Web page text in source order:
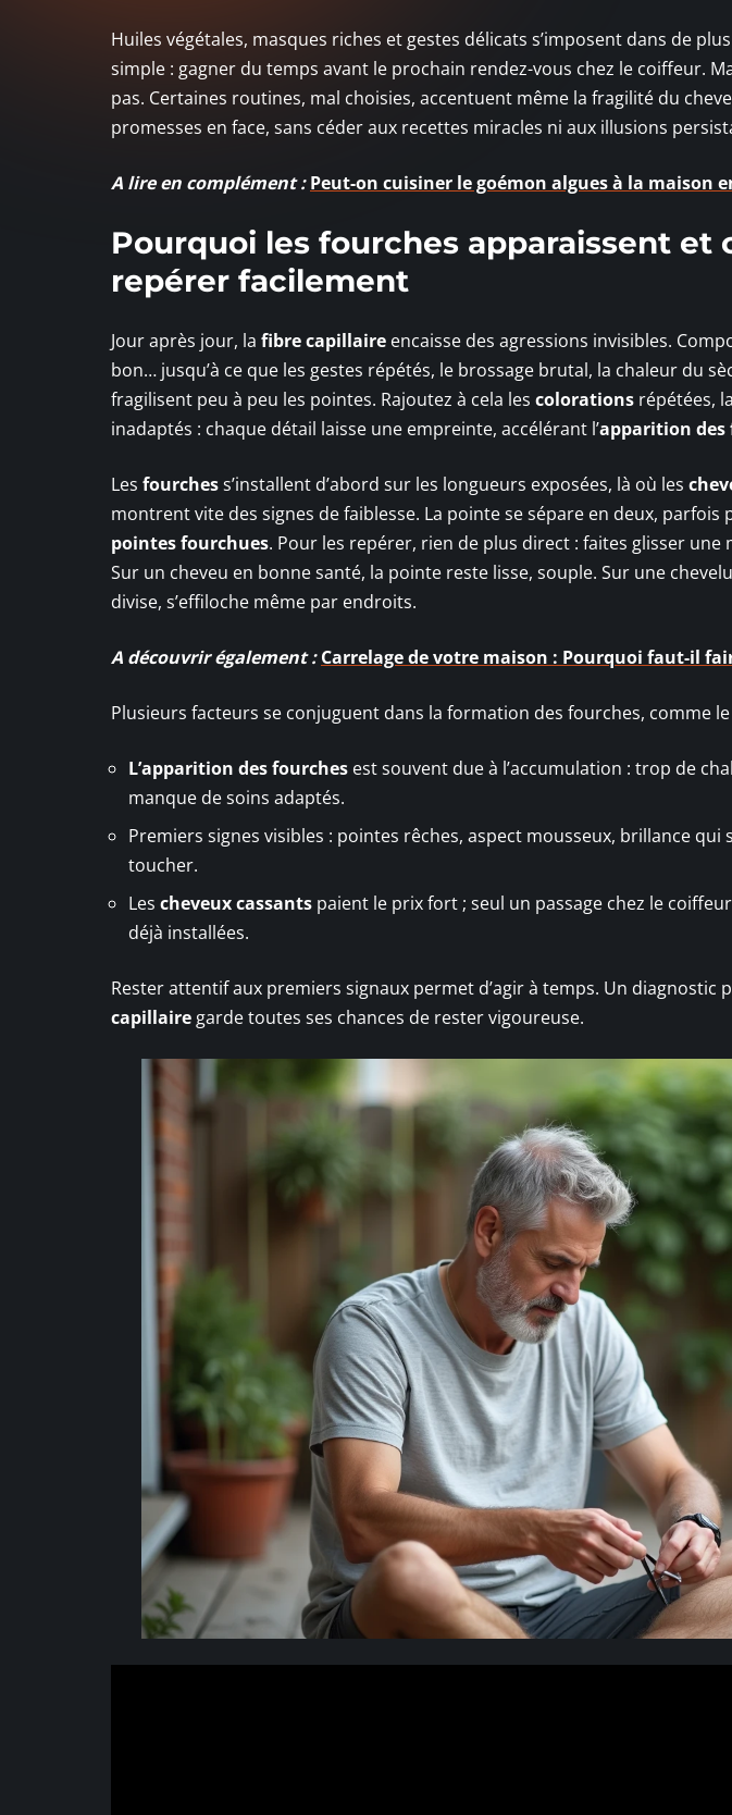
Huiles végétales, masques riches et gestes délicats s’imposent dans de
simple : gagner du temps avant le prochain rendez-vous chez le coiffeur.
pas. Certaines routines, mal choisies, accentuent même la fragilité du
promesses en face, sans céder aux recettes miracles ni aux illusions
A lire en complément : Peut-on cuisiner le goémon algues à la maison
Pourquoi les fourches apparaissent et
repérer facilement
Jour après jour, la fibre capillaire encaisse des agressions invisibles.
bon… jusqu’à ce que les gestes répétés, le brossage brutal, la chaleur du
fragilisent peu à peu les pointes. Rajoutez à cela les colorations répétées, la
inadaptés : chaque détail laisse une empreinte, accélérant l’apparition des
Les fourchess’installent d’abord sur les longueurs exposées, là où les
montrent vite des signes de faiblesse. La pointe se sépare en deux, parfois
pointes fourchues. Pour les repérer, rien de plus direct : faites glisser une
Sur un cheveu en bonne santé, la pointe reste lisse, souple. Sur une
divise, s’effiloche même par endroits.
A découvrir également : Carrelage de votre maison : Pourquoi faut-il
Plusieurs facteurs se conjuguent dans la formation des fourches, comme
L’apparition des fourches est souvent due à l’accumulation : trop de
manque de soins adaptés.
Premiers signes visibles : pointes rêches, aspect mousseux, brillance qui
toucher.
Les cheveux cassants paient le prix fort ; seul un passage chez le
déjà installées.
Rester attentif aux premiers signaux permet d’agir à temps. Un diagnostic
capillaire garde toutes ses chances de rester vigoureuse.